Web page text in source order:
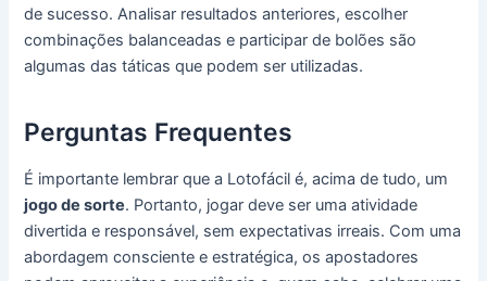
de sucesso. Analisar resultados anteriores, escolher
combinações balanceadas e participar de bolões são
algumas das táticas que podem ser utilizadas.
Perguntas Frequentes
É importante lembrar que a Lotofácil é, acima de tudo, um
jogo de sorte. Portanto, jogar deve ser uma atividade
divertida e responsável, sem expectativas irreais. Com uma
abordagem consciente e estratégica, os apostadores